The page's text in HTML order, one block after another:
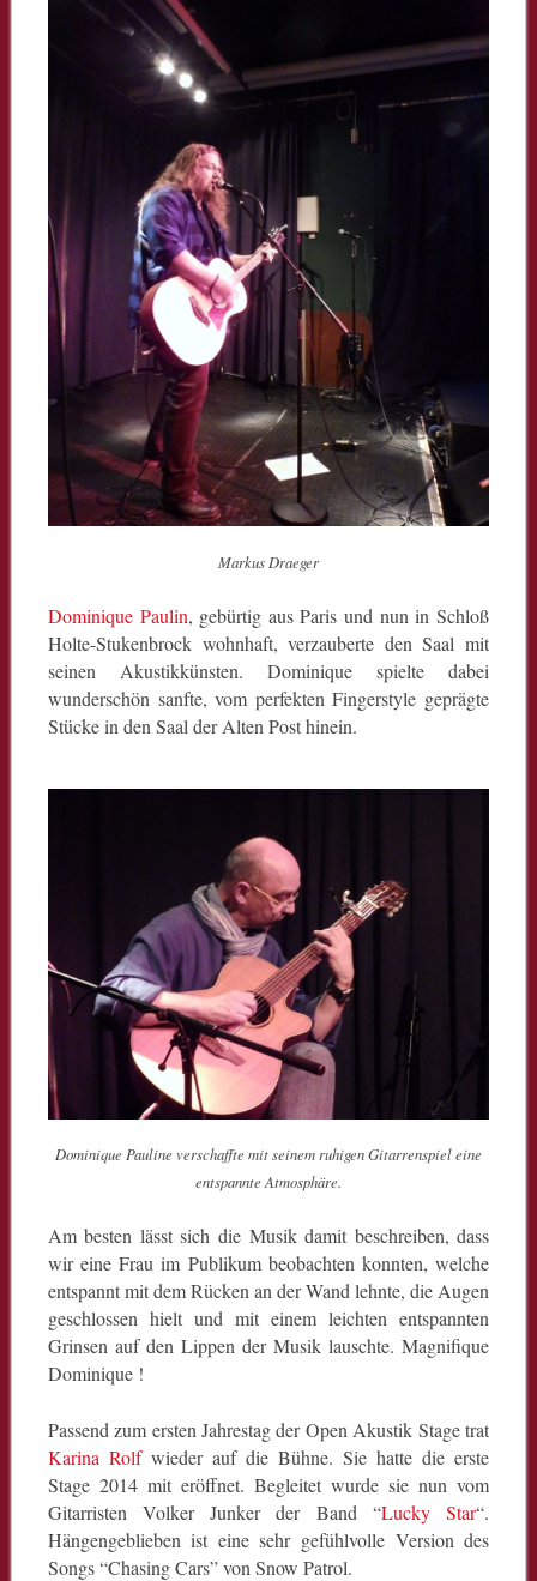
Markus Draeger
Dominique Paulin, gebürtig aus Paris und nun in Schloß
Holte-Stukenbrock wohnhaft, verzauberte den Saal mit
seinen Akustikkünsten. Dominique spielte dabei
wunderschön sanfte, vom perfekten Fingerstyle geprägte
Stücke in den Saal der Alten Post hinein.
Dominique Pauline verschaffte mit seinem ruhigen Gitarrenspiel eine
entspannte Atmosphäre.
Am besten lässt sich die Musik damit beschreiben, dass
wir eine Frau im Publikum beobachten konnten, welche
entspannt mit dem Rücken an der Wand lehnte, die Augen
geschlossen hielt und mit einem leichten entspannten
Grinsen auf den Lippen der Musik lauschte. Magnifique
Dominique !
Passend zum ersten Jahrestag der Open Akustik Stage trat
Karina Rolfwieder auf die Bühne. Sie hatte die erste
Stage 2014 mit eröffnet. Begleitet wurde sie nun vom
Gitarristen Volker Junker der Band “Lucky Star“.
Hängengeblieben ist eine sehr gefühlvolle Version des
Songs “Chasing Cars” von Snow Patrol.